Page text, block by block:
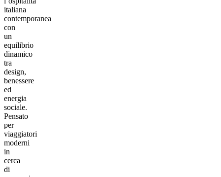
italiana
contemporanea
con
un
equilibrio
dinamico
tra
design,
benessere
ed
energia
sociale.
Pensato
per
viaggiatori
moderni
in
cerca
di